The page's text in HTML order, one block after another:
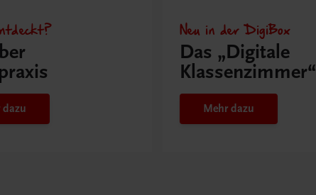
dazu
Neu in der DigiBox
Das „Digitale
Klassenzimmer“
Mehr dazu